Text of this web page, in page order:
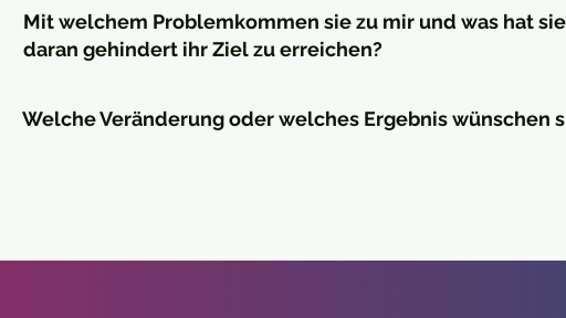
Mit welchem Problemkommen sie zu mir und was hat
daran gehindert ihr Ziel zu erreichen?
Welche Veränderung oder welches Ergebnis wünschen